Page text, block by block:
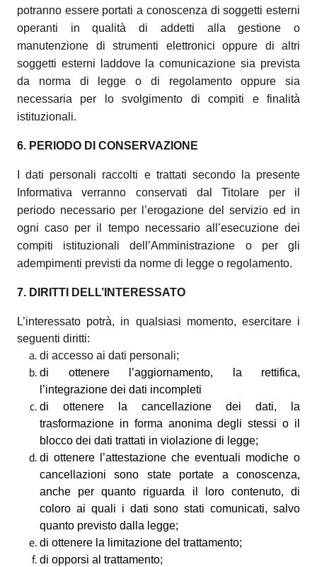
potranno essere portati a conoscenza di soggetti esterni
operanti in qualità di addetti alla gestione o
manutenzione di strumenti elettronici oppure di altri
soggetti esterni laddove la comunicazione sia prevista
da norma di legge o di regolamento oppure sia
necessaria per lo svolgimento di compiti e finalità
istituzionali.
6. PERIODO DI CONSERVAZIONE
I dati personali raccolti e trattati secondo la presente
Informativa verranno conservati dal Titolare per il
periodo necessario per l’erogazione del servizio ed in
ogni caso per il tempo necessario all’esecuzione dei
compiti istituzionali dell’Amministrazione o per gli
adempimenti previsti da norme di legge o regolamento.
7. DIRITTI DELL’INTERESSATO
L’interessato potrà, in qualsiasi momento, esercitare i
seguenti diritti:
di accesso ai dati personali;
di ottenere l’aggiornamento, la rettifica,
l’integrazione dei dati incompleti
di ottenere la cancellazione dei dati, la
trasformazione in forma anonima degli stessi o il
blocco dei dati trattati in violazione di legge;
di ottenere l’attestazione che eventuali modiche o
cancellazioni sono state portate a conoscenza,
anche per quanto riguarda il loro contenuto, di
coloro ai quali i dati sono stati comunicati, salvo
quanto previsto dalla legge;
di ottenere la limitazione del trattamento;
di opporsi al trattamento;